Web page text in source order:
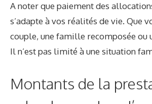
A noter que paiement des
s’adapte à vos réalités de vie. Que
couple, une famille recomposée ou
Il n’est pas limité à une situation
Montants de la